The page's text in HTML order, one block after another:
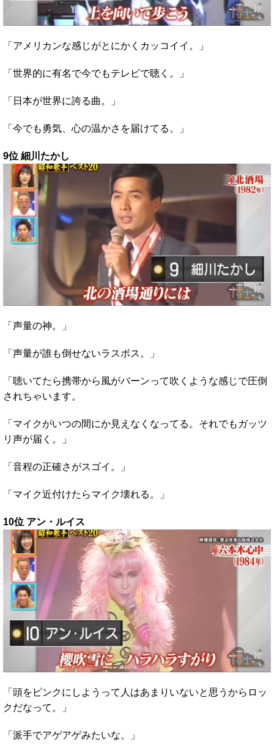
「アメリカンな感じがとにかくカッコイイ。」
「世界的に有名で今でもテレビで聴く。」
「日本が世界に誇る曲。」
「今でも勇気、心の温かさを届けてる。」
9位 細川たかし
「声量の神。」
「声量が誰も倒せないラスボス。」
「聴いてたら携帯から風がバーンって吹くような感じで圧倒
されちゃいます。
「マイクがいつの間にか見えなくなってる。それでもガッツ
リ声が届く。」
「音程の正確さがスゴイ。」
「マイク近付けたらマイク壊れる。」
10位 アン・ルイス
「頭をピンクにしようって人はあまりいないと思うからロッ
クだなって。」
「派手でアゲアゲみたいな。」